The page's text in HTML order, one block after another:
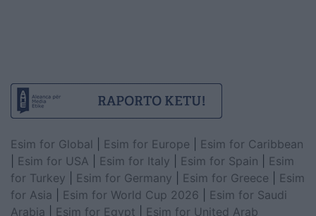
Esim for Global Esim for Europe
Esim for Caribbean
Esim for USA Esim for Italy Esim for Spain
Esim
for Turkey
Esim for Germany Esim for Greece
Esim
for Asia
Esim for World Cup 2026
Esim for Saudi
Arabia
Esim for Egypt
Esim for United Arab